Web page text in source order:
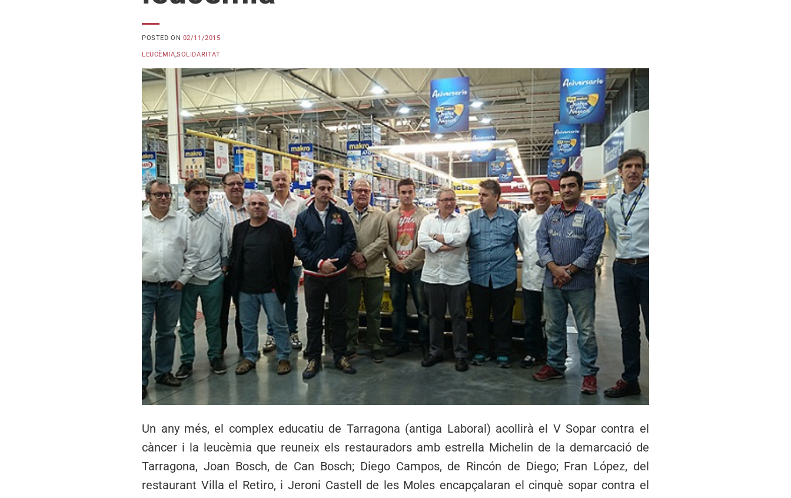
POSTED ON 02/11/2015
LEUCÈMIA,SOLIDARITAT
Un any més, el complex educatiu de Tarragona (antiga Laboral) acollirà el V Sopar contra el
càncer i la leucèmia que reuneix els restauradors amb estrella Michelin de la demarcació de
Tarragona, Joan Bosch, de Can Bosch; Diego Campos, de Rincón de Diego; Fran López, del
restaurant Villa el Retiro, i Jeroni Castell de les Moles encapçalaran el cinquè sopar contra el